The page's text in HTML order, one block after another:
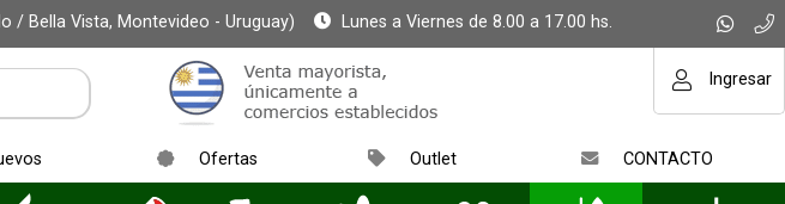
/ Bella Vista, Montevideo - Uruguay) Lunes a Viernes de 8.00 a 17.00 hs.
Ingresar
Ofertas Outlet CONTACTO